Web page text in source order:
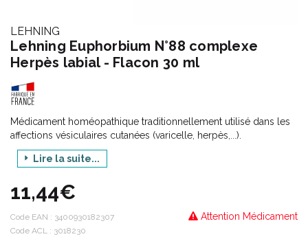
LEHNING
Lehning Euphorbium N°88 complexe
Herpès labial - Flacon 30 ml
Médicament homéopathique traditionnellement utilisé dans les
affections vésiculaires cutanées (varicelle, herpès,...).
Lire la suite...
11,44€
Attention Médicament
Code EAN : 3400930182307
Code ACL : 3018230